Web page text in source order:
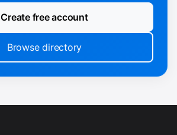
Create free account
Browse directory